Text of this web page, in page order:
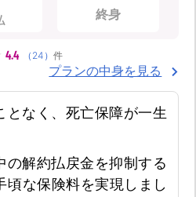
終身
4.4 （ 24 ） 件
プランの中身を見る
となく、死亡保障が一生
の解約払戻金を抑制する
頃な保険料を実現しまし